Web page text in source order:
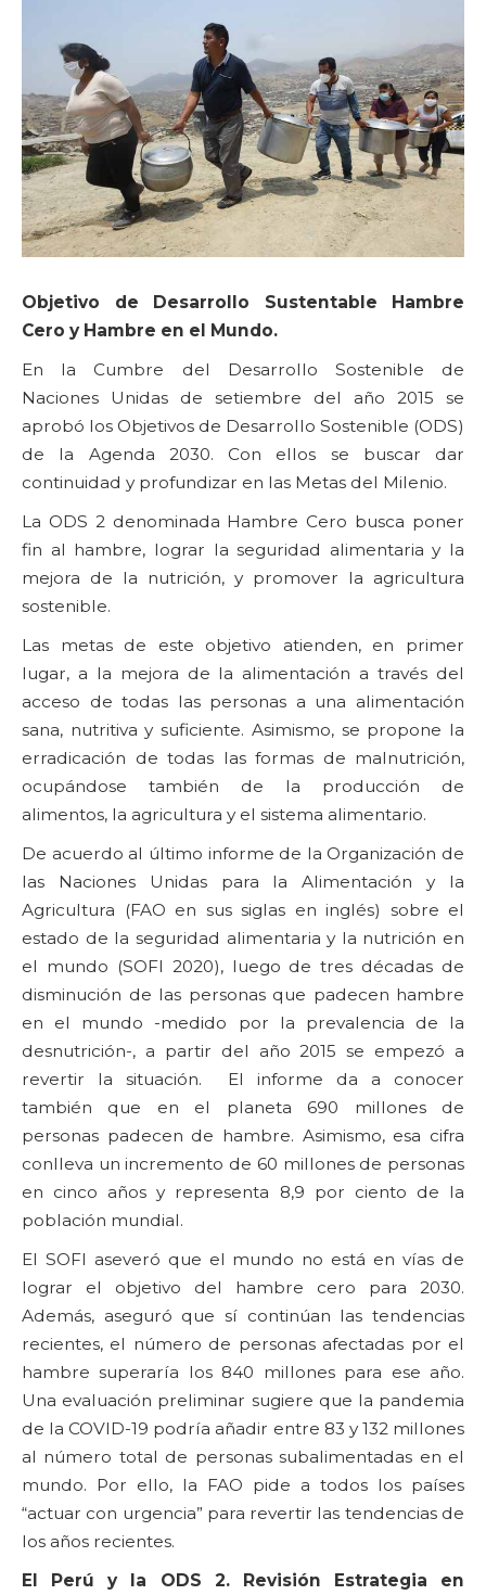
Objetivo de Desarrollo Sustentable Hambre
Cero y Hambre en el Mundo.
En la Cumbre del Desarrollo Sostenible de
Naciones Unidas de setiembre del año 2015 se
aprobó los Objetivos de Desarrollo Sostenible (ODS)
de la Agenda 2030. Con ellos se buscar dar
continuidad y profundizar en las Metas del Milenio.
La ODS 2 denominada Hambre Cero busca poner
fin al hambre, lograr la seguridad alimentaria y la
mejora de la nutrición, y promover la agricultura
sostenible.
Las metas de este objetivo atienden, en primer
lugar, a la mejora de la alimentación a través del
acceso de todas las personas a una alimentación
sana, nutritiva y suficiente. Asimismo, se propone la
erradicación de todas las formas de malnutrición,
ocupándose también de la producción de
alimentos, la agricultura y el sistema alimentario.
De acuerdo al último informe de la Organización de
las Naciones Unidas para la Alimentación y la
Agricultura (FAO en sus siglas en inglés) sobre el
estado de la seguridad alimentaria y la nutrición en
el mundo (SOFI 2020), luego de tres décadas de
disminución de las personas que padecen hambre
en el mundo -medido por la prevalencia de la
desnutrición-, a partir del año 2015 se empezó a
revertir la situación. El informe da a conocer
también que en el planeta 690 millones de
personas padecen de hambre. Asimismo, esa cifra
conlleva un incremento de 60 millones de personas
en cinco años y representa 8,9 por ciento de la
población mundial.
El SOFI aseveró que el mundo no está en vías de
lograr el objetivo del hambre cero para 2030.
Además, aseguró que sí continúan las tendencias
recientes, el número de personas afectadas por el
hambre superaría los 840 millones para ese año.
Una evaluación preliminar sugiere que la pandemia
de la COVID-19 podría añadir entre 83 y 132 millones
al número total de personas subalimentadas en el
mundo. Por ello, la FAO pide a todos los países
“actuar con urgencia” para revertir las tendencias de
los años recientes.
El Perú y la ODS 2. Revisión Estrategia en